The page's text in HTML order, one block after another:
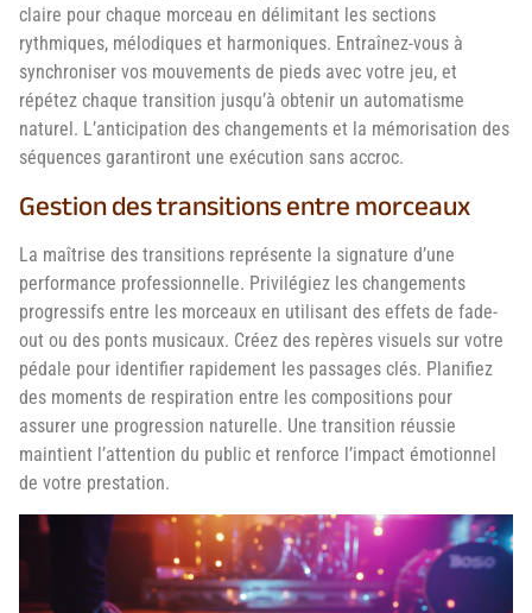
claire pour chaque morceau en délimitant les sections
rythmiques, mélodiques et harmoniques. Entraînez-vous à
synchroniser vos mouvements de pieds avec votre jeu, et
répétez chaque transition jusqu’à obtenir un automatisme
naturel. L’anticipation des changements et la mémorisation des
séquences garantiront une exécution sans accroc.
Gestion des transitions entre morceaux
La maîtrise des transitions représente la signature d’une
performance professionnelle. Privilégiez les changements
progressifs entre les morceaux en utilisant des effets de fade-
out ou des ponts musicaux. Créez des repères visuels sur votre
pédale pour identifier rapidement les passages clés. Planifiez
des moments de respiration entre les compositions pour
assurer une progression naturelle. Une transition réussie
maintient l’attention du public et renforce l’impact émotionnel
de votre prestation.